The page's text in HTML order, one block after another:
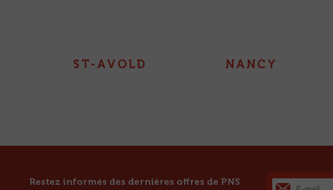
ST-AVOLD NANCY
Restez informés des dernières offres de PNS